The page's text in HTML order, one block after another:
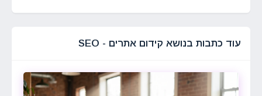
עוד כתבות בנושא קידום אתרים - SEO